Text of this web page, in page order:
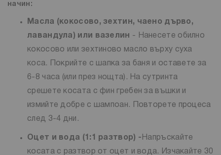
начин:
Масла (кокосово, зехтин, чаено дърво,
лавандула) или вазелин
- Нанесете обилно
кокосово или зехтиново масло върху суха
коса. Покрийте с шапка за баня и оставете за
6-8 часа (или през нощта). На сутринта
срешете косата с фин гребен за въшки и
измийте добре с шампоан. Повторете процеса
след 3-4 дни.
Оцет и вода (1:1 разтвор) - Напръскайте
косата с разтвор от оцет и вода. Изчакайте 30